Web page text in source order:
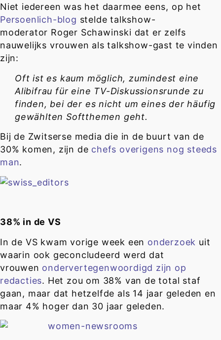
Niet iedereen was het daarmee eens, op het
Persoenlich-blog stelde talkshow-
moderator Roger Schawinski dat er zelfs
nauwelijks vrouwen als talkshow-gast te vinden
zijn:
Oft ist es kaum möglich, zumindest eine
Alibifrau für eine TV-­Diskussionsrunde zu
finden, bei der es nicht um eines der häufig
gewählten Softthemen geht.
Bij de Zwitserse media die in de buurt van de
30% komen, zijn de chefs overigens nog steeds
man.
38% in de VS
In de VS kwam vorige week een onderzoek uit
waarin ook geconcludeerd werd dat
vrouwen ondervertegenwoordigd zijn op
redacties. Het zou om 38% van de total staf
gaan, maar dat hetzelfde als 14 jaar geleden en
maar 4% hoger dan 30 jaar geleden.